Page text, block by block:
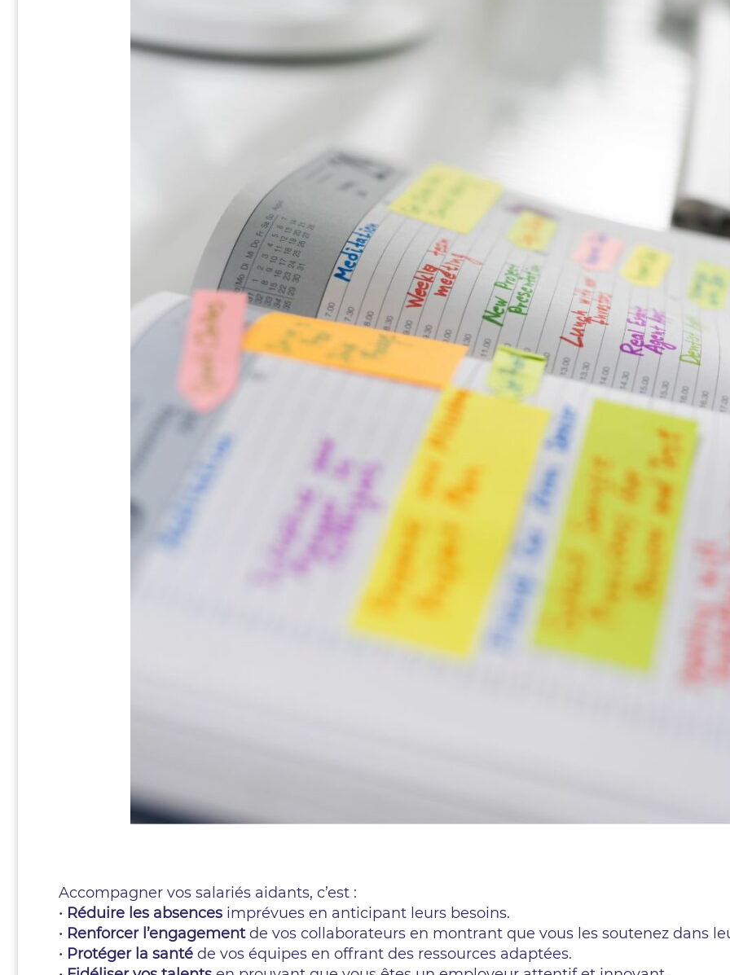
Accompagner vos salariés aidants, c’est :
• Réduire les absences imprévues en anticipant leurs besoins.
• Renforcer l’engagementde vos collaborateurs en montrant que vous les soutenez dans
• Protéger la santé de vos équipes en offrant des ressources adaptées.